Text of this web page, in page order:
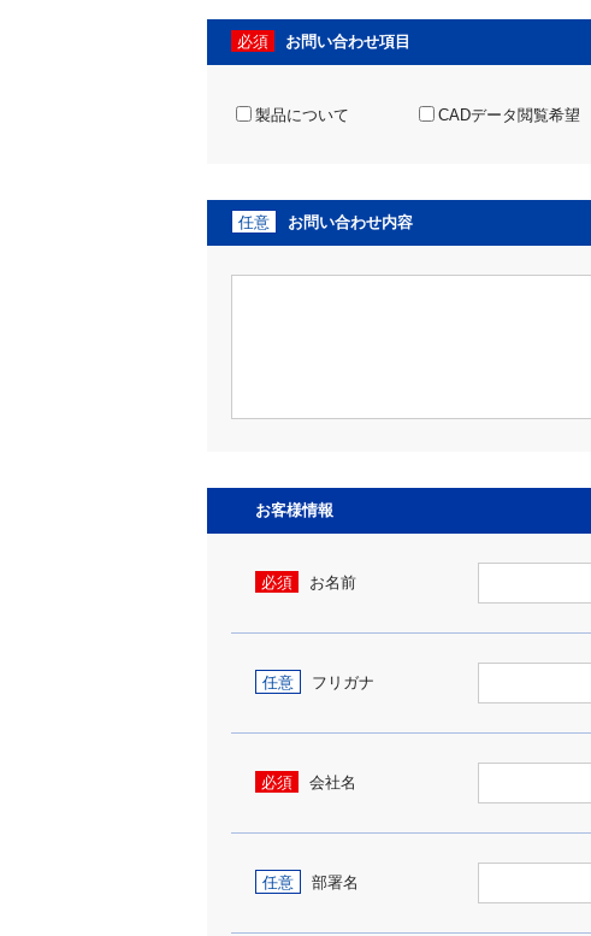
必須 お問い合わせ項目
製品について CADデータ閲覧希望
任意 お問い合わせ内容
お客様情報
必須 お名前
任意 フリガナ
必須 会社名
任意 部署名